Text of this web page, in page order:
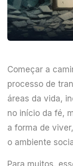
Começar a
processo de
áreas da vida,
no início da fé,
a forma de
o ambiente
Para muitos,